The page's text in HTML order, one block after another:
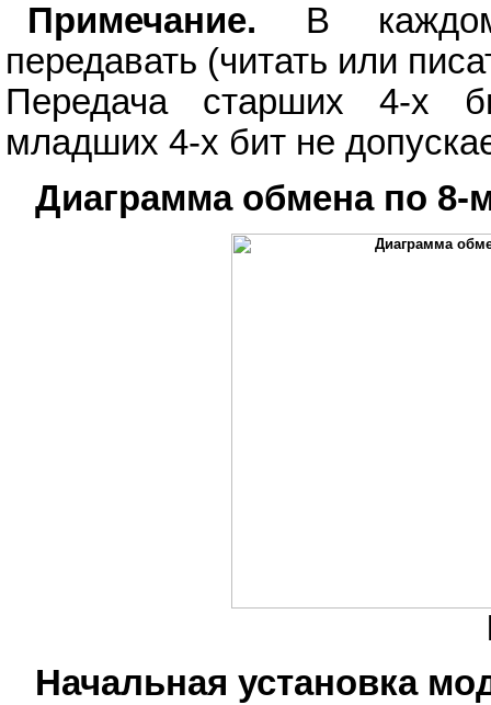
Примечание. В каждом
передавать (читать или
Передача старших 4-х
младших 4-х бит не
Диаграмма обмена по 8-
Начальная установка